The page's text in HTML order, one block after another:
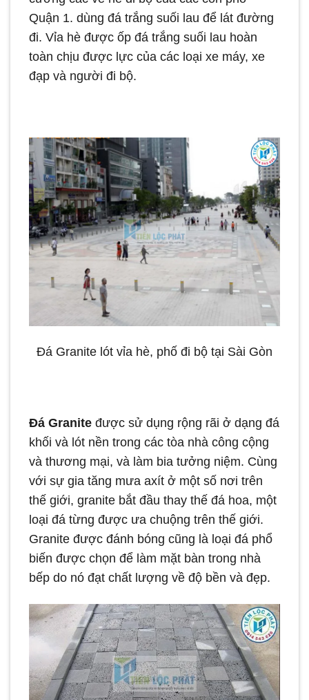
Quận 1. dùng đá trắng suối lau để lát đường
đi. Vỉa hè được ốp đá trắng suối lau hoàn
toàn chịu được lực của các loại xe máy, xe
đạp và người đi bộ.
Đá Granite lót vỉa hè, phố đi bộ tại Sài Gòn
Đá Granite được sử dụng rộng rãi ở dạng đá
khối và lót nền trong các tòa nhà công cộng
và thương mại, và làm bia tưởng niệm. Cùng
với sự gia tăng mưa axít ở một số nơi trên
thế giới, granite bắt đầu thay thế đá hoa, một
loại đá từng được ưa chuộng trên thế giới.
Granite được đánh bóng cũng là loại đá phổ
biến được chọn để làm mặt bàn trong nhà
bếp do nó đạt chất lượng về độ bền và đẹp.